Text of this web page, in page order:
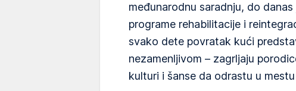
međunarodnu saradnju, do
programe rehabilitacije i
svako dete povratak kući
nezamenljivom – zagrljaju
kulturi i šanse da odrastu u